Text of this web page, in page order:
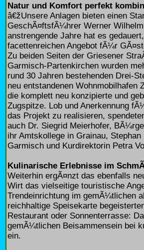
Natur und Komfort perfekt
â€žUnsere Anlagen bieten einen
GeschÃ¤ftsfÃ¼hrer Werner
anstrengende Jahre hat es
facettenreichen Angebot fÃ¼r
Zu beiden Seiten der Griesener
Garmisch-Partenkirchen wurden
rund 30 Jahren bestehenden Drei-
neu entstandenen
die komplett neu konzipierte und
Zugspitze. Lob und Anerkennung
das Projekt zu realisieren,
auch Dr. Siegrid Meierhofer,
ihr Amtskollege in Grainau,
Garmisch und Kurdirektorin Petra
Kulinarische Erlebnisse im
Weiterhin ergÃ¤nzt das ebenfalls
Wirt das vielseitige touristische
Trendeinrichtung im gemÃ¼tlichen
reichhaltige Speisekarte
Restaurant oder Sonnenterrasse:
gemÃ¼tlichen Beisammensein bei
ein.